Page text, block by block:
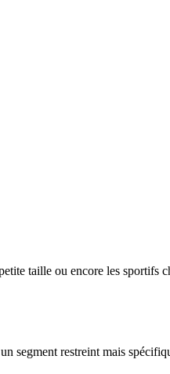
taille ou encore les sportifs
segment restreint mais